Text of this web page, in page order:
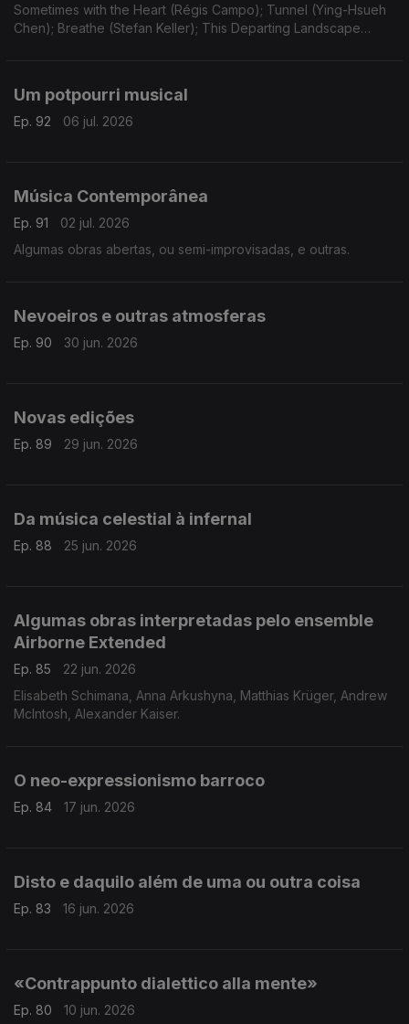
Sometimes with the Heart (Régis Campo); Tunnel (Ying-Hsueh
Chen); Breathe (Stefan Keller); This Departing Landscape
Um potpourri musical
Ep. 92 06 jul. 2026
Música Contemporânea
Ep. 91
02 jul. 2026
Algumas obras abertas, ou semi-improvisadas, e outras.
Nevoeiros e outras atmosferas
Ep. 90 30 jun. 2026
Novas edições
Ep. 89 29 jun. 2026
Da música celestial à infernal
Ep. 88 25 jun. 2026
Algumas obras interpretadas pelo ensemble
Airborne Extended
Ep. 85
22 jun. 2026
Elisabeth Schimana, Anna Arkushyna, Matthias Krüger, Andrew
McIntosh, Alexander Kaiser.
O neo-expressionismo barroco
Ep. 84 17 jun. 2026
Disto e daquilo além de uma ou outra coisa
Ep. 83 16 jun. 2026
«Contrappunto dialettico alla mente»
Ep. 80
10 jun. 2026